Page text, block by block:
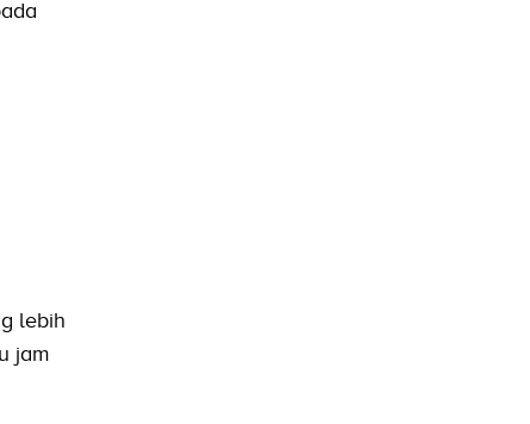
lebih
jam